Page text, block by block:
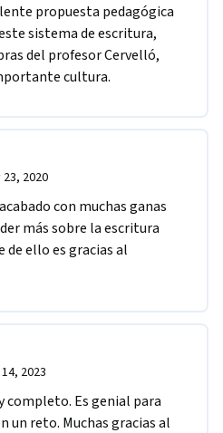
propuesta pedagógica
sistema de escritura,
del profesor Cervelló,
cultura.
2020
con muchas ganas
más sobre la escritura
ello es gracias al
2023
completo. Es genial para
un reto. Muchas gracias al